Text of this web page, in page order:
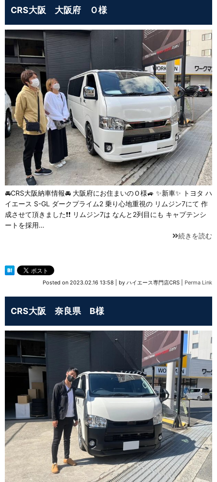
CRS大阪 大阪府 Ｏ様
🚘CRS大阪納車情報🚘 大阪府にお住まいのＯ様🚙 ✨新車✨ トヨタ ハ
イエース S-GL ダークプライム2 乗り心地重視の リムジン7にて 作
成させて頂きました❗❗ リムジン7は なんと2列目にも キャプテンシ
ートを採用…
続きを読む
Posted on 2023.02.16 13:58 by ハイエース専門店CRS Perma Link
CRS大阪 奈良県 B様